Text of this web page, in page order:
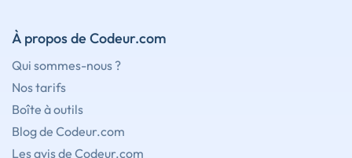
À propos de Codeur.com
Qui sommes-nous ?
Nos tarifs
Boîte à outils
Blog de Codeur.com
Les avis de Codeur.com